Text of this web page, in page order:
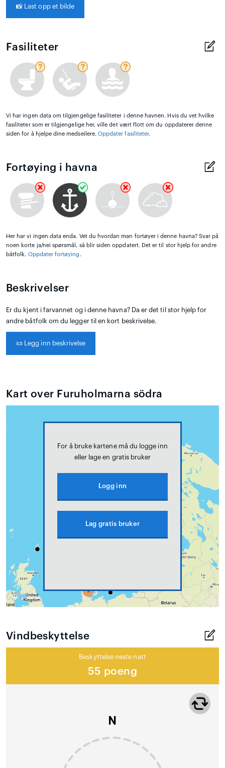
📸 Last opp et bilde
Fasiliteter
Vi har ingen data om tilgjengelige fasiliteter i denne havnen. Hvis du vet hvilke
fasiliteter som er tilgjengelige her, ville det vært flott om du oppdaterer denne
siden for å hjelpe dine medseilere. Oppdater fasiliteter.
Fortøying i havna
Her har vi ingen data enda. Vet du hvordan man fortøyer i denne havna? Svar på
noen korte ja/nei spørsmål, så blir siden oppdatert. Det er til stor hjelp for andre
båtfolk. Oppdater fortøying .
Beskrivelser
Er du kjent i farvannet og i denne havna? Da er det til stor hjelp for
andre båtfolk om du legger til en kort beskrivelse.
📜 Legg inn beskrivelse
Kart over Furuholmarna södra
For å bruke kartene må du logge inn
eller lage en gratis bruker
Logg inn
Lag gratis bruker
Vindbeskyttelse
Beskyttelse neste natt
55 poeng
N